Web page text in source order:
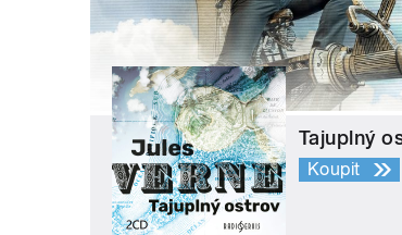
Tajuplný
Koupit